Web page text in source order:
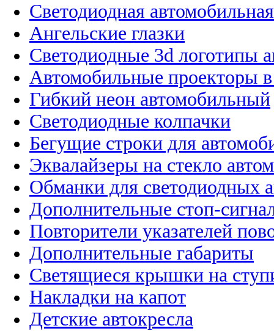
Светодиодная
Ангельские глазки
Светодиодные 3d логотипы
Автомобильные проекторы
Гибкий неон автомобильный
Светодиодные колпачки
Бегущие строки для
Эквалайзеры на стекло
Обманки для светодиодных
Дополнительные стоп-
Повторители указателей
Дополнительные габариты
Светящиеся крышки на
Накладки на капот
Детские автокресла